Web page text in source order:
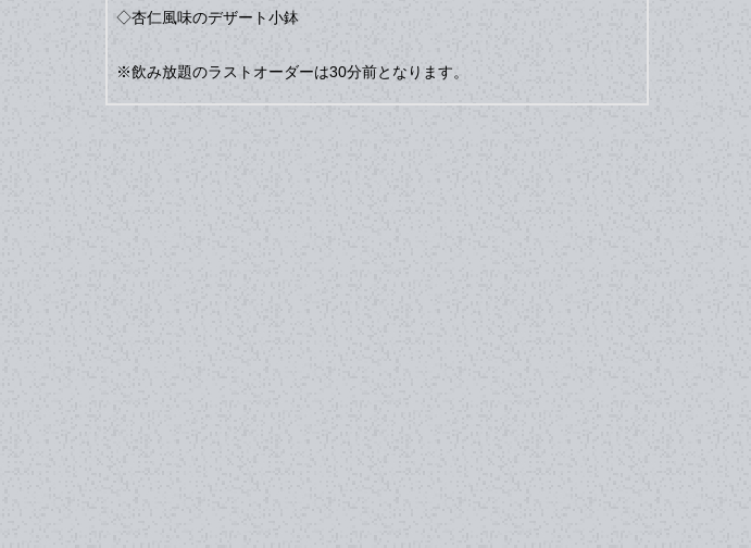
◇杏仁風味のデザート小鉢
※飲み放題のラストオーダーは30分前となります。